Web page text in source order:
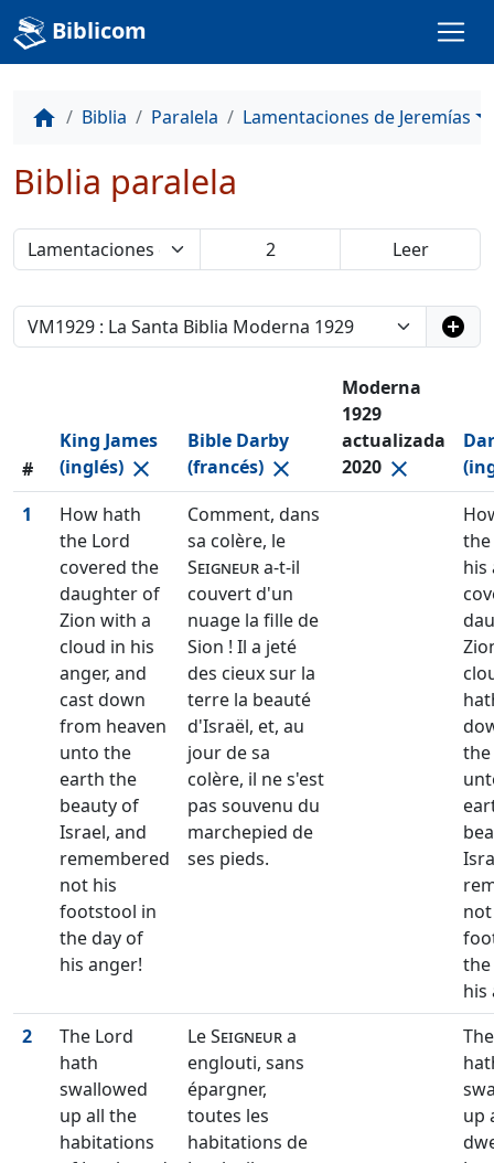
Biblicom
home Biblia Paralela Lamentaciones de Jeremías
Biblia paralela
add_circle
#
King James
(inglés) close
Bible Darby
(francés) close
Moderna
1929
actualizada
2020 close
1
How hath
the Lord
covered the
daughter of
Zion with a
cloud in his
anger, and
cast down
from heaven
unto the
earth the
beauty of
Israel, and
remembered
not his
footstool in
the day of
his anger!
Comment, dans
sa colère, le
Seigneura-t-il
couvert d'un
nuage la fille de
Sion ! Il a jeté
des cieux sur la
terre la beauté
d'Israël, et, au
jour de sa
colère, il ne s'est
pas souvenu du
marchepied de
ses pieds.
his
the
his
2
The Lord
hath
swallowed
up all the
habitations
LeSeigneura
englouti, sans
épargner,
toutes les
habitations de
up